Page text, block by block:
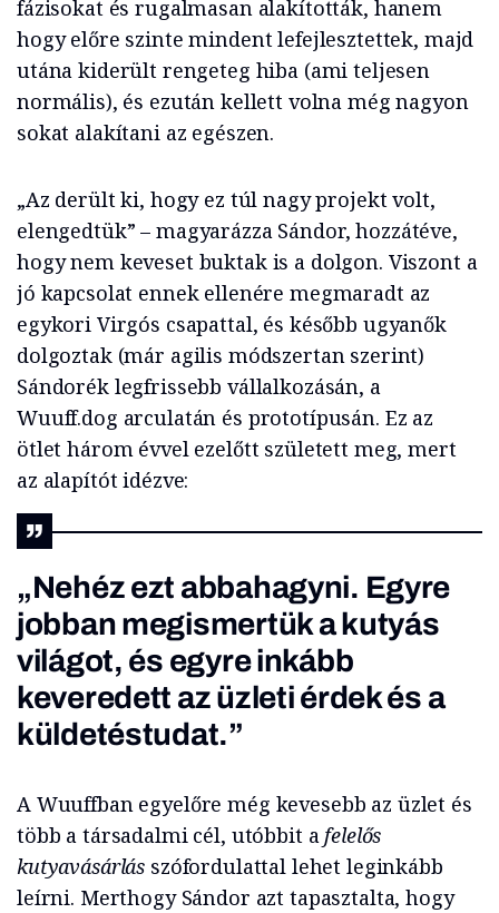
fázisokat és rugalmasan alakították, hanem
hogy előre szinte mindent lefejlesztettek, majd
utána kiderült rengeteg hiba (ami teljesen
normális), és ezután kellett volna még nagyon
sokat alakítani az egészen.
„Az derült ki, hogy ez túl nagy projekt volt,
elengedtük” – magyarázza Sándor, hozzátéve,
hogy nem keveset buktak is a dolgon. Viszont a
jó kapcsolat ennek ellenére megmaradt az
egykori Virgós csapattal, és később ugyanők
dolgoztak (már agilis módszertan szerint)
Sándorék legfrissebb vállalkozásán, a
Wuuff.dog arculatán és prototípusán. Ez az
ötlet három évvel ezelőtt született meg, mert
az alapítót idézve:
„Nehéz ezt abbahagyni. Egyre
jobban megismertük a kutyás
világot, és egyre inkább
keveredett az üzleti érdek és a
küldetéstudat.”
A Wuuffban egyelőre még kevesebb az üzlet és
több a társadalmi cél, utóbbit a felelős
kutyavásárlás szófordulattal lehet leginkább
leírni. Merthogy Sándor azt tapasztalta, hogy